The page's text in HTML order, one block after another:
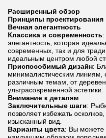
Расширенный обзор
Принципы проектирования
Вечная элегантность
Классика и современность
элегантность, которая
современных, так и для
идеальным центром любой
Приспособимый дизайн:
минималистическим линиям,
различным темам, от
ультрасовременной эстетики.
Внимание к деталям
Заключительные шаги:
позволяет избежать
изысканный вид.
Варианты цвета: Вы можете